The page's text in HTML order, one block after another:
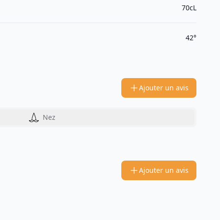
70cL
42°
Ajouter un avis
Nez
Ajouter un avis